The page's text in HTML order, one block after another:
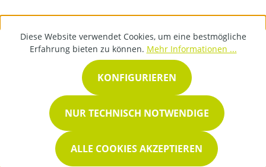
Diese Website verwendet Cookies, um eine bestmögliche
Erfahrung bieten zu können. Mehr Informationen ...
NUR TECHNISCH NOTWENDIGE
KONFIGURIEREN
ALLE COOKIES AKZEPTIEREN